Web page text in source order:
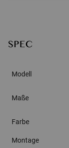
SPEC
Modell
Maße
Farbe
Montage